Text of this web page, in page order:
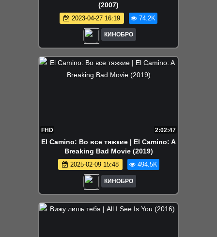
(2007)
2023-04-27 16:19 74.2K
КИНОБРО
FHD 2:02:47
El Camino: Во все тяжкие | El Camino: A
Breaking Bad Movie (2019)
2025-02-09 15:48 494.5K
КИНОБРО